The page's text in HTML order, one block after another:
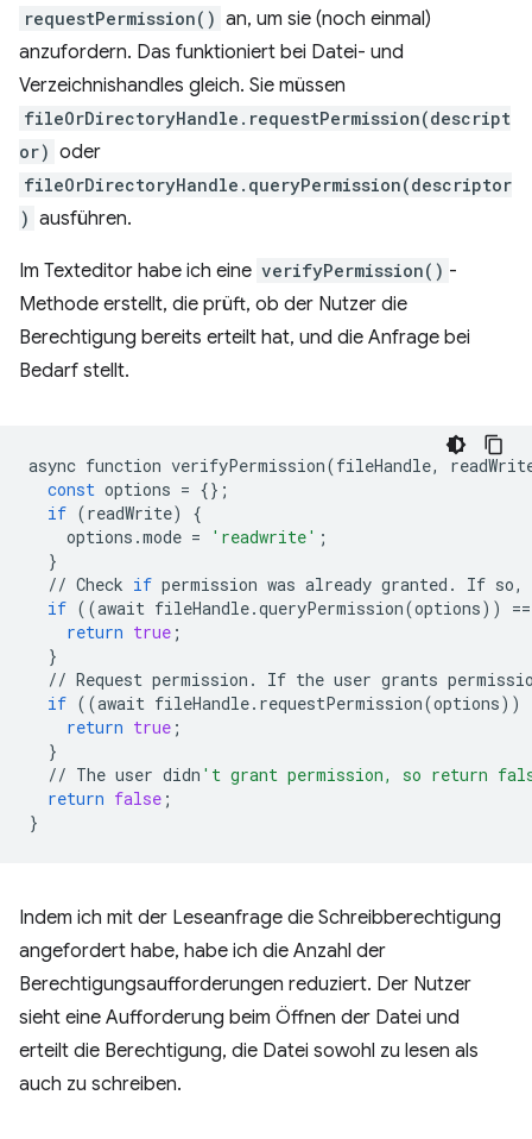
requestPermission() an, um sie (noch einmal)
anzufordern. Das funktioniert bei Datei- und
Verzeichnishandles gleich. Sie müssen
fileOrDirectoryHandle.requestPermission(descript
or) oder
fileOrDirectoryHandle.queryPermission(descriptor
) ausführen.
Im Texteditor habe ich eine verifyPermission() -
Methode erstellt, die prüft, ob der Nutzer die
Berechtigung bereits erteilt hat, und die Anfrage bei
Bedarf stellt.
async function verifyPermission(fileHandle,
const options = {};
if (readWrite)
{
options .mode = 'readwrite' ;
}
// Check if permission was already granted . If so,
if ((await fileHandle.queryPermission(options))
return true ;
}
// Request permission . If the user grants
if ((await fileHandle. requestPermission(options))
return true ;
}
// The user didn 't grant permission, so return
return false ;
}
Indem ich mit der Leseanfrage die Schreibberechtigung
angefordert habe, habe ich die Anzahl der
Berechtigungsaufforderungen reduziert. Der Nutzer
sieht eine Aufforderung beim Öffnen der Datei und
erteilt die Berechtigung, die Datei sowohl zu lesen als
auch zu schreiben.